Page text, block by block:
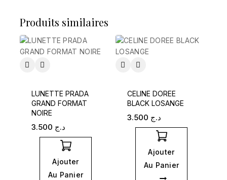
Produits similaires
LUNETTE PRADA
GRAND FORMAT
NOIRE
د.ج
Ajouter
Au Panier
CELINE DOREE
BLACK LOSANGE
د.ج
Ajouter
Au Panier